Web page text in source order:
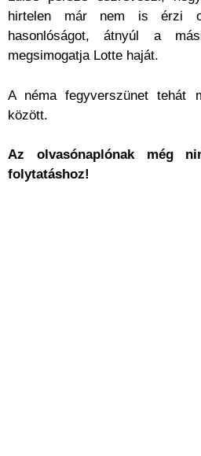
hirtelen már nem is érzi
hasonlóságot, átnyúl a
megsimogatja Lotte haját.
A néma fegyverszünet tehát
között.
Az olvasónaplónak még
folytatáshoz!